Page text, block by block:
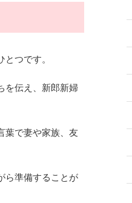
つです。
を伝え、新郎新婦
葉で妻や家族、友
ら準備することが